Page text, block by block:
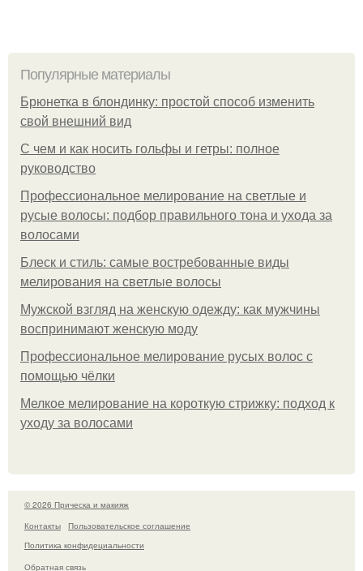
Популярные материалы
Брюнетка в блондинку: простой способ изменить
свой внешний вид
С чем и как носить гольфы и гетры: полное
руководство
Профессиональное мелирование на светлые и
русые волосы: подбор правильного тона и ухода за
волосами
Блеск и стиль: самые востребованные виды
мелирования на светлые волосы
Мужской взгляд на женскую одежду: как мужчины
воспринимают женскую моду
Профессиональное мелирование русых волос с
помощью чёлки
Мелкое мелирование на короткую стрижку: подход к
уходу за волосами
© 2026 Прическа и макияж
Контакты
Пользовательское соглашение
Политика конфидециальности
Обратная связь